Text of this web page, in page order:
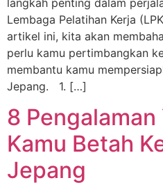
Lembaga Pelatihan Kerja
artikel ini, kita akan
perlu kamu pertimbangkan
membantu kamu
Jepang. 1. […]
8 Pengalaman
Kamu Betah
Jepang